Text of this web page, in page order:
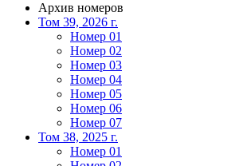
Архив номеров
Том 39, 2026 г.
Номер 01
Номер 02
Номер 03
Номер 04
Номер 05
Номер 06
Номер 07
Том 38, 2025 г.
Номер 01